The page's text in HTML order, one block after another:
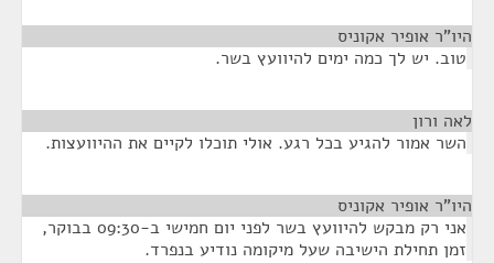
היו"ר אופיר אקוניס
טוב. יש לך כמה ימים להיוועץ בשר.
לאה ורון
השר אמור להגיע בכל רגע. אולי תוכלו לקיים את ההיוועצות.
היו"ר אופיר אקוניס
אני רק מבקש להיוועץ בשר לפני יום חמישי ב-09:30 בבוקר,
זמן תחילת הישיבה שעל מיקומה נודיע בנפרד.